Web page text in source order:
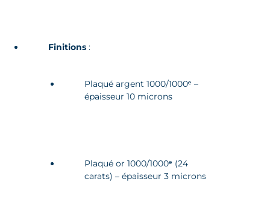
Finitions :
Plaqué argent 1000/1000ᵉ –
épaisseur 10 microns
Plaqué or 1000/1000ᵉ (24
carats) – épaisseur 3 microns